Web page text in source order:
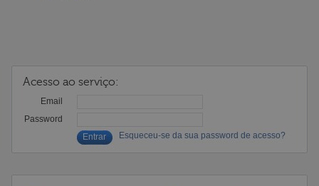
Acesso ao serviço:
Email
Password
Esqueceu-se da sua password de acesso?